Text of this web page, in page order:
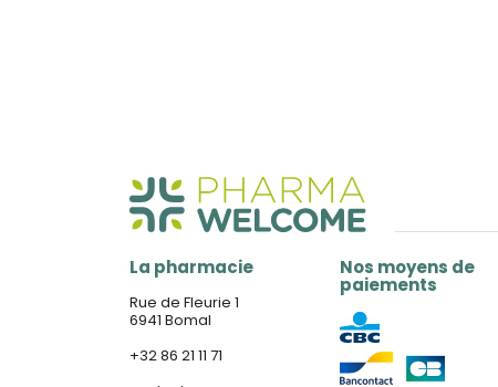
La pharmacie
Rue de Fleurie 1
6941 Bomal
+32 86 21 11 71
Nos moyens de
paiements